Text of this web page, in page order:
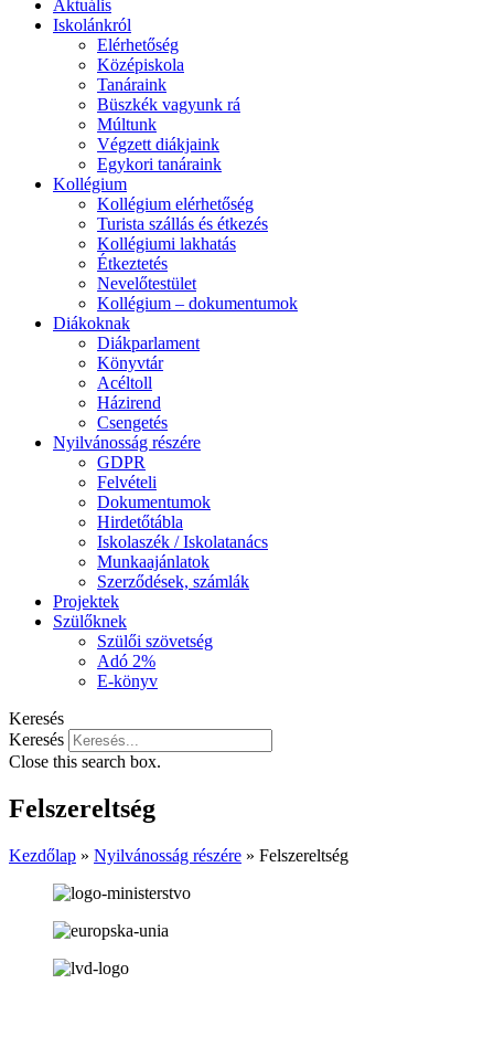
Aktuális
Iskolánkról
Elérhetőség
Középiskola
Tanáraink
Büszkék vagyunk rá
Múltunk
Végzett diákjaink
Egykori tanáraink
Kollégium
Kollégium elérhetőség
Turista szállás és étkezés
Kollégiumi lakhatás
Étkeztetés
Nevelőtestület
Kollégium – dokumentumok
Diákoknak
Diákparlament
Könyvtár
Acéltoll
Házirend
Csengetés
Nyilvánosság részére
GDPR
Felvételi
Dokumentumok
Hirdetőtábla
Iskolaszék / Iskolatanács
Munkaajánlatok
Szerződések, számlák
Projektek
Szülőknek
Szülői szövetség
Adó 2%
E-könyv
Keresés
Keresés
Close this search box.
Felszereltség
Kezdőlap » Nyilvánosság részére » Felszereltség